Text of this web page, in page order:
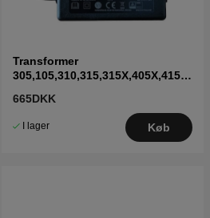
Transformer
305,105,310,315,315X,405X,415X,
665DKK
I lager Køb